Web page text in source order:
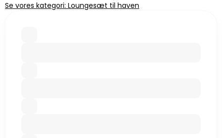
Se vores kategori: Loungesæt til haven